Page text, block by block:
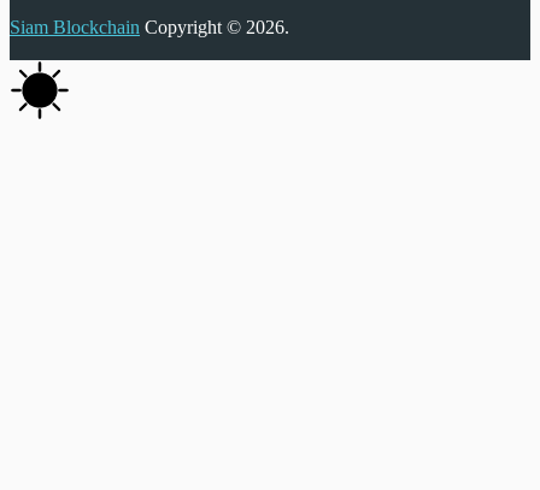
Siam Blockchain Copyright © 2026.